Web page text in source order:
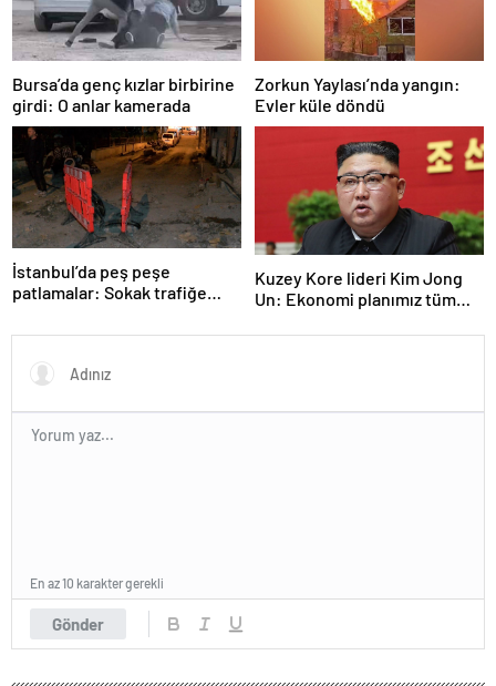
Bursa’da genç kızlar birbirine
girdi: O anlar kamerada
Zorkun Yaylası’nda yangın:
Evler küle döndü
İstanbul’da peş peşe
patlamalar: Sokak trafiğe
Kuzey Kore lideri Kim Jong
Un: Ekonomi planımız tüm
Gönder
En az 10 karakter gerekli